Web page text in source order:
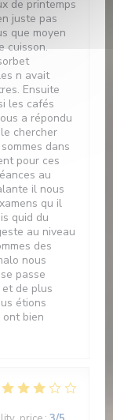
de printemps
juste pas
que moyen
cuisson.
n avait
Ensuite
les cafés
a répondu
chercher
dans
pour ces
au
il nous
qu il
quid du
au niveau
des
nous
passe
de plus
étions
bien